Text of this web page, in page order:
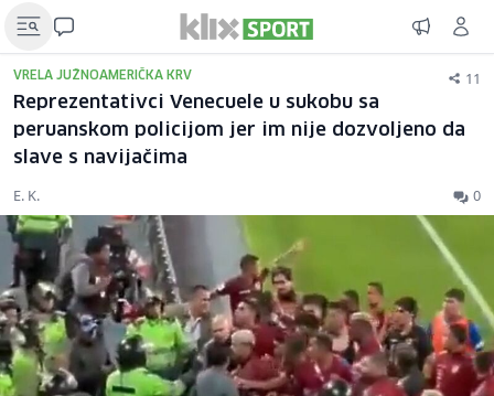
VRELA JUŽNOAMERIČKA KRV 11
Reprezentativci Venecuele u sukobu sa
peruanskom policijom jer im nije dozvoljeno da
slave s navijačima
E. K. 0